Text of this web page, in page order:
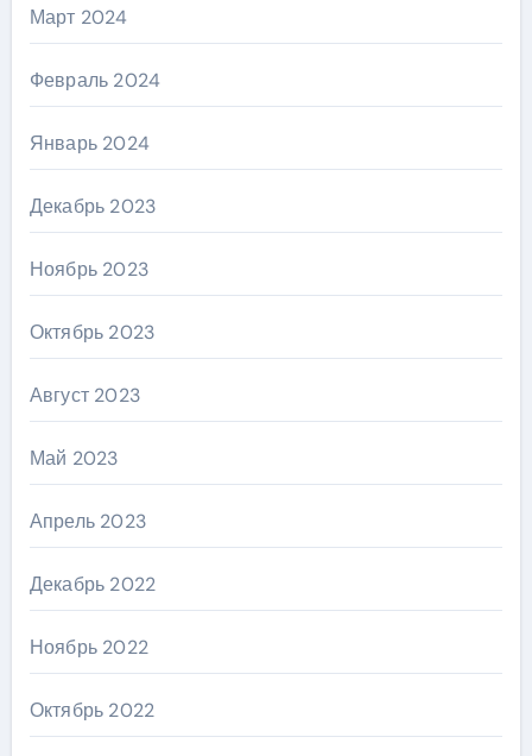
Март 2024
Февраль 2024
Январь 2024
Декабрь 2023
Ноябрь 2023
Октябрь 2023
Август 2023
Май 2023
Апрель 2023
Декабрь 2022
Ноябрь 2022
Октябрь 2022